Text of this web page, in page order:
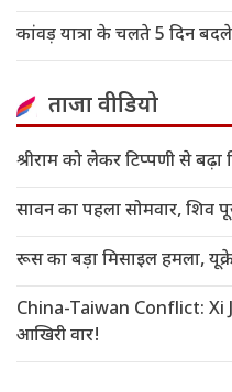
कांवड़ यात्रा के चलते 5 दिन
ताजा वीडियो
श्रीराम को लेकर टिप्पणी से बढ़ा
सावन का पहला सोमवार, शिव
रूस का बड़ा मिसाइल हमला,
China-Taiwan Conflict: Xi
आखिरी वार!